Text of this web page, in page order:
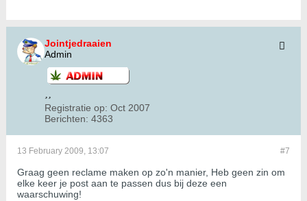
Jointjedraaien
Admin
Registratie op: Oct 2007
Berichten: 4363
#7
13 February 2009, 13:07
Graag geen reclame maken op zo'n manier, Heb geen zin om
elke keer je post aan te passen dus bij deze een
waarschuwing!